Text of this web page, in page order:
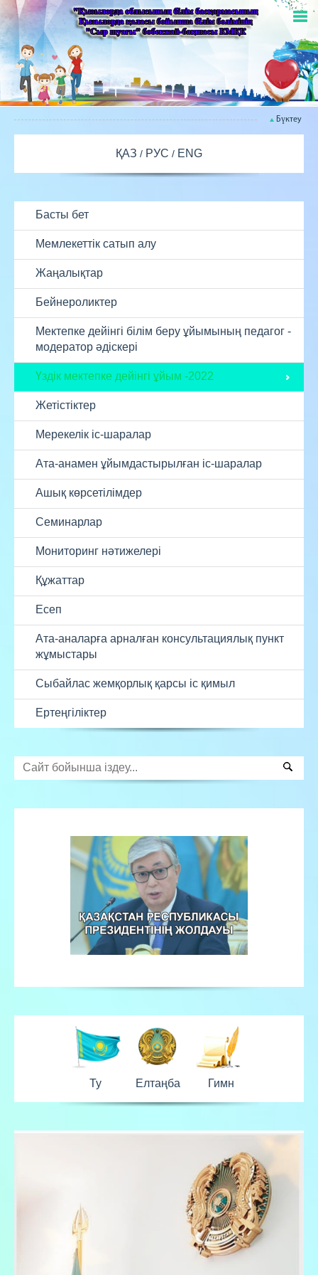
Бүктеу
ҚАЗ РУС ENG
Басты бет
Мемлекеттік сатып алу
Жаңалықтар
Бейнероликтер
Мектепке дейінгі білім беру ұйымының педагог -
модератор әдіскері
Үздік мектепке дейінгі ұйым -2022
Жетістіктер
Мерекелік іс-шаралар
Ата-анамен ұйымдастырылған іс-шаралар
Ашық көрсетілімдер
Семинарлар
Мониторинг нәтижелері
Құжаттар
Есеп
Ата-аналарға арналған консультациялық пункт
жұмыстары
Сыбайлас жемқорлық қарсы іс қимыл
Ертеңгіліктер
Ту Елтаңба Гимн